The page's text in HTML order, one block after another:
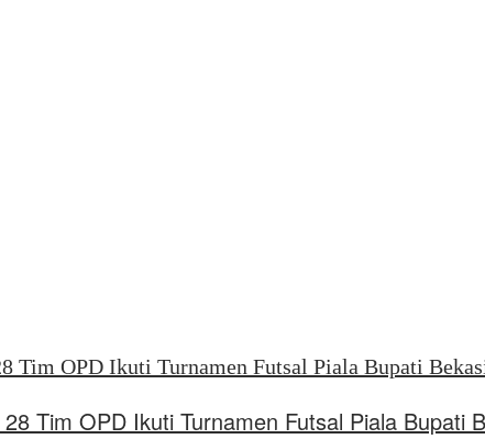
Tim OPD Ikuti Turnamen Futsal Piala Bupati